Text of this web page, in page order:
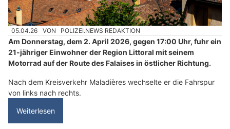
05.04.26 VON POLIZEI.NEWS REDAKTION
Am Donnerstag, dem 2. April 2026, gegen 17:00 Uhr, fuhr ein
21-jähriger Einwohner der Region Littoral mit seinem
Motorrad auf der Route des Falaises in östlicher Richtung.
Nach dem Kreisverkehr Maladières wechselte er die Fahrspur
von links nach rechts.
Weiterlesen